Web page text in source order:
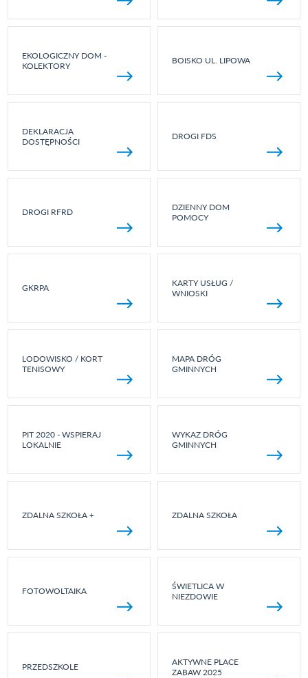
EKOLOGICZNY DOM -
KOLEKTORY
BOISKO UL. LIPOWA
DEKLARACJA
DOSTĘPNOŚCI
DROGI FDS
DROGI RFRD
DZIENNY DOM
POMOCY
GKRPA
KARTY USŁUG /
WNIOSKI
LODOWISKO / KORT
TENISOWY
MAPA DRÓG
GMINNYCH
PIT 2020 - WSPIERAJ
LOKALNIE
WYKAZ DRÓG
GMINNYCH
ZDALNA SZKOŁA + ZDALNA SZKOŁA
FOTOWOLTAIKA
ŚWIETLICA W
NIEZDOWIE
PRZEDSZKOLE
AKTYWNE PLACE
ZABAW 2025